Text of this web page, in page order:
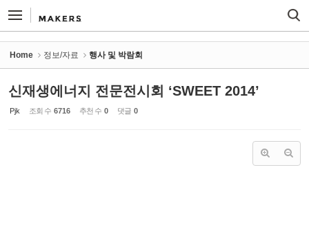
Home 정보/자료 행사 및 박람회
신재생에너지 전문전시회 ‘SWEET 2014’
Pjk 조회 수 6716 추천 수 0 댓글 0